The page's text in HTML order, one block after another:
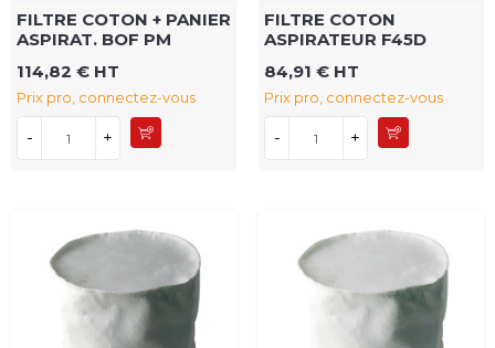
FILTRE COTON + PANIER
ASPIRAT. BOF PM
114,82 € HT
Prix pro, connectez-vous
- +
FILTRE COTON
ASPIRATEUR F45D
84,91 € HT
Prix pro, connectez-vous
- +